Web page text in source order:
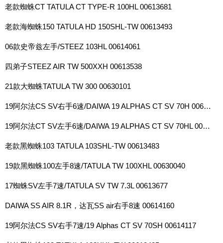
老款蜘蛛CT TATULA CT TYPE-R 100HL 00613681
老款海蜘蛛150 TATULA HD 150SHL-TW 00613493
06款史帝兹左手/STEEZ 103HL 00614061
四弟子STEEZ AIR TW 500XXH 00613538
21款大蜘蛛TATULA TW 300 00630101
19阿尔法CS SV右手6速/DAIWA 19 ALPHAS CT SV 70H 00614115
19阿尔法CT SV左手6速/DAIWA 19 ALPHAS CT SV 70HL 00614116
老款黑蜘蛛103 TATULA 103SHL-TW 00613483
19款黑蜘蛛100左手8速/TATULA TW 100XHL 00630040
17蜘蛛SV左手7速/TATULA SV TW 7.3L 00613677
DAIWA SS AIR 8.1R，达瓦SS air右手8速 00614160
19阿尔法CS SV右手7速/19 Alphas CT SV 70SH 00614117